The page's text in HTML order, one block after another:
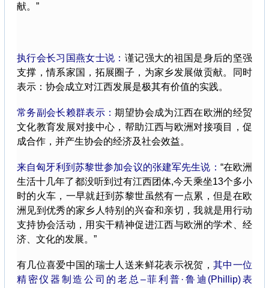
献。”
执行会长习国燕女士说： 谨记强大的祖国是身后的坚强
支撑，情系家国，拓展圈子，为家乡发展做贡献。同时
表示：协会成立对江西发展是极其有价值的实践。
常务副会长赖群表示：期望协会成为江西在欧洲的经贸
文化教育发展对接中心，帮助江西与欧洲对接项目，促
成合作，并产生协会的经济及社会效益。
来自匈牙利到苏黎世参加会议的张建军先生说： “在欧洲
生活十几年了都没听到过有江西团体,今天乘坐13个多小
时的火车，一早就赶到苏黎世虽然有一点累，但是在欧
洲见到优秀的家乡人特别的兴奋和亲切，我就是用行动
支持协会活动，用实干精神促进江西与欧洲的学术、经
济、文化的发展。”
有几位喜爱中国的瑞士人送来鲜花表示祝贺， 其中一位
精密仪器制造公司的老总–菲利普·鲁迪(Phillip)表